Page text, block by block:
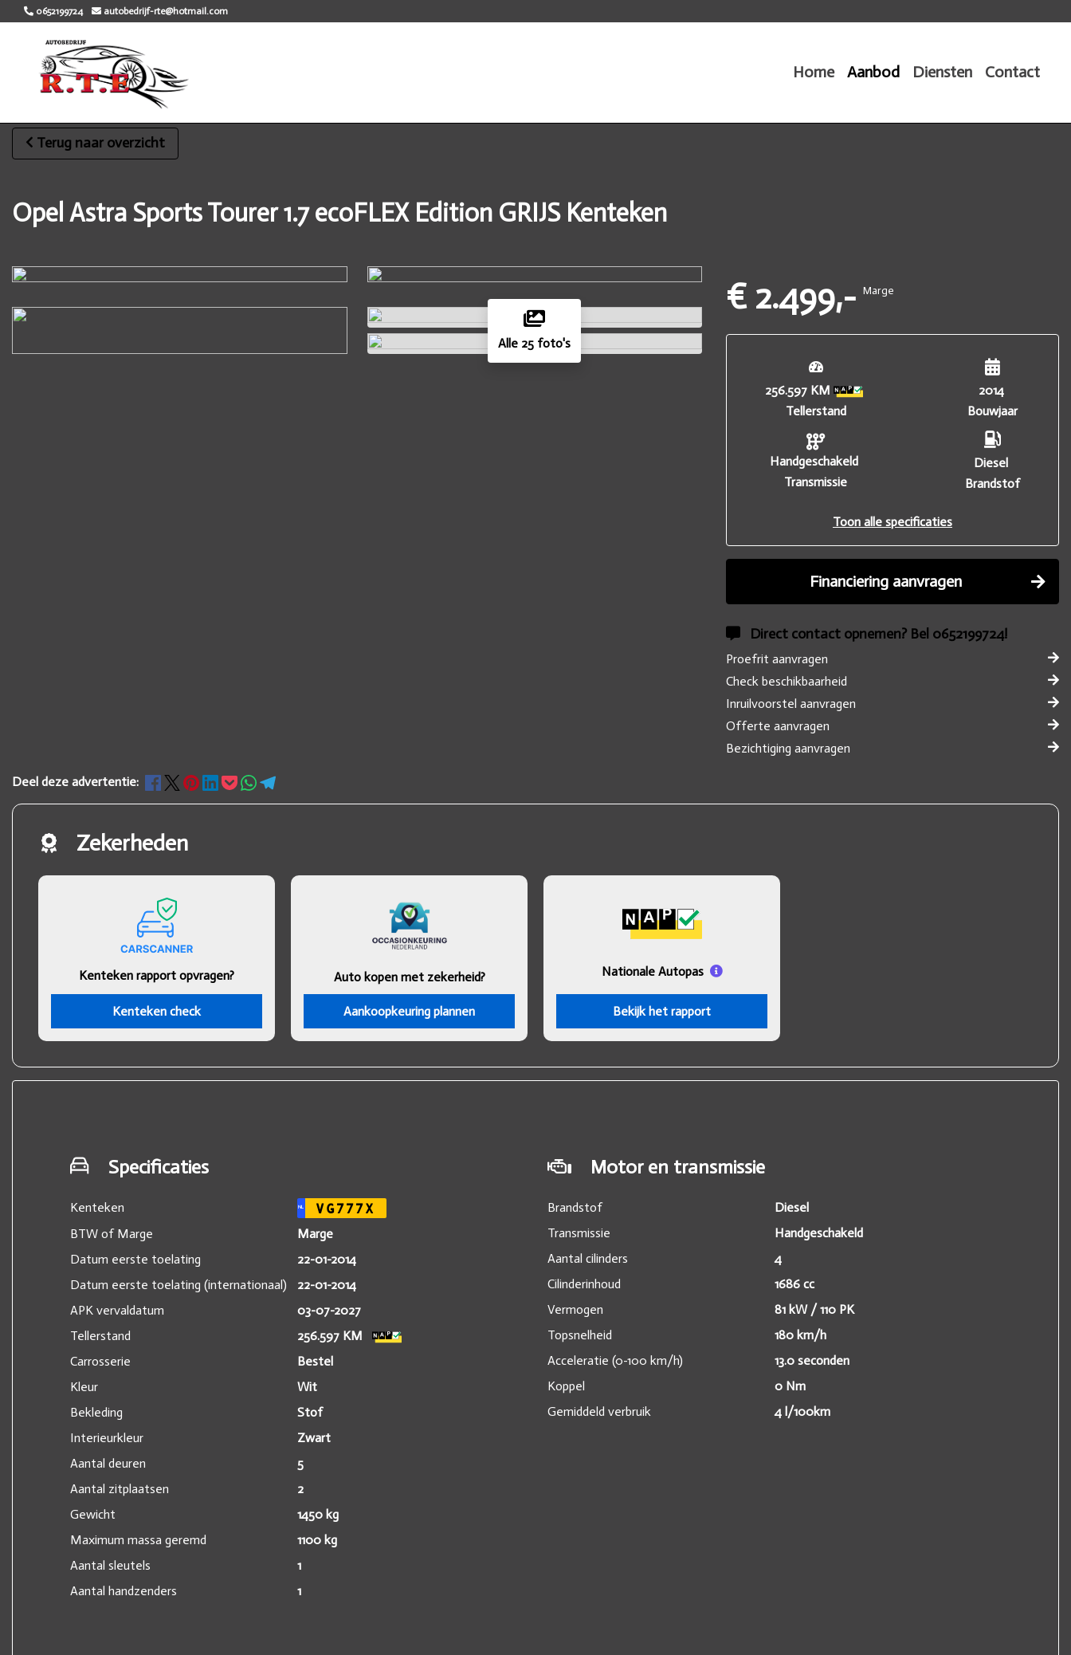
0652199724 autobedrijf-rte@hotmail.com
Home Aanbod Diensten Contact
Terug naar overzicht
Opel Astra Sports Tourer 1.7 ecoFLEX Edition GRIJS Kenteken
Alle 25 foto's
€ 2.499,- Marge
256.597 KM
Tellerstand
Handgeschakeld
Transmissie
2014
Bouwjaar
Diesel
Brandstof
Toon alle specificaties
Financiering aanvragen
Direct contact opnemen? Bel 0652199724!
Proefrit aanvragen
Check beschikbaarheid
Inruilvoorstel aanvragen
Offerte aanvragen
Bezichtiging aanvragen
Deel deze advertentie:
Zekerheden
Kenteken rapport opvragen?
Kenteken check
Auto kopen met zekerheid?
Aankoopkeuring plannen
Nationale Autopas
Bekijk het rapport
Specificaties
Kenteken NL VG777X
BTW of Marge
Marge
Datum eerste toelating
22-01-2014
Datum eerste toelating (internationaal)
22-01-2014
APK vervaldatum
03-07-2027
Tellerstand
256.597 KM
Carrosserie
Bestel
Kleur
Wit
Bekleding
Stof
Interieurkleur
Zwart
Aantal deuren
5
Aantal zitplaatsen
2
Gewicht
1450 kg
Maximum massa geremd
1100 kg
Aantal sleutels
1
Aantal handzenders
1
Motor en transmissie
Brandstof
Diesel
Transmissie
Handgeschakeld
Aantal cilinders
4
Cilinderinhoud
1686 cc
Vermogen
81 kW / 110 PK
Topsnelheid
180 km/h
Acceleratie (0-100 km/h)
13.0 seconden
Koppel
0 Nm
Gemiddeld verbruik
4 l/100km